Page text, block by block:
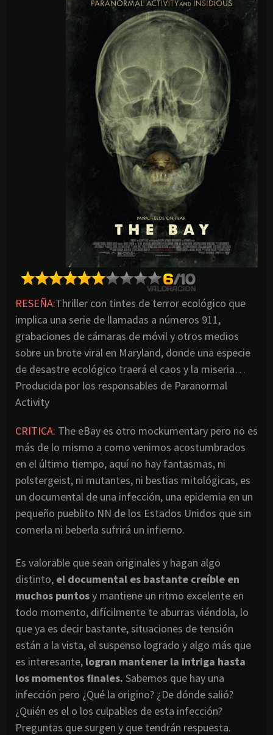
RESEÑA:Thriller con tintes de terror ecológico que
implica una serie de llamadas a números 911,
grabaciones de cámaras de móvil y otros medios
sobre un brote viral en Maryland, donde una especie
de desastre ecológico traerá el caos y la miseria…
Producida por los responsables de Paranormal
Activity
CRITICA: The eBay es otro mockumentary pero no es
más de lo mismo a como venimos acostumbrados
en el último tiempo, aquí no hay fantasmas, ni
polstergeist, ni mutantes, ni bestias mitológicas, es
un documental de una infección, una epidemia en un
pequeño pueblito NN de los Estados Unidos que sin
comerla ni beberla sufrirá un infierno.
Es valorable que sean originales y hagan algo
distinto, el documental es bastante creíble en
muchos puntosy mantiene un ritmo excelente en
todo momento, difícilmente te aburras viéndola, lo
que ya es decir bastante, situaciones de tensión
están a la vista, el suspenso logrado y algo más que
es interesante, logran mantener la intriga hasta
los momentos finales. Sabemos que hay una
infección pero ¿Qué la origino? ¿De dónde salió?
¿Quién es el o los culpables de esta infección?
Preguntas que surgen y que tendrán respuesta.